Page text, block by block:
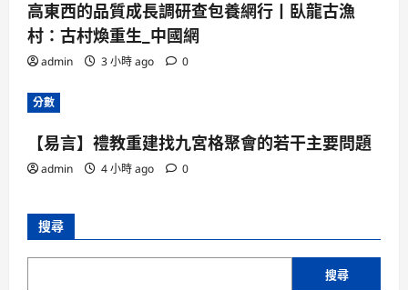
高東西的品質成長調研查包養網行丨臥龍古漁
村：古村煥重生_中國網
admin 3 小時 ago 0
分數
【易言】禮教重建找九宮格聚會的若干主要問題
admin 4 小時 ago 0
搜尋
搜尋